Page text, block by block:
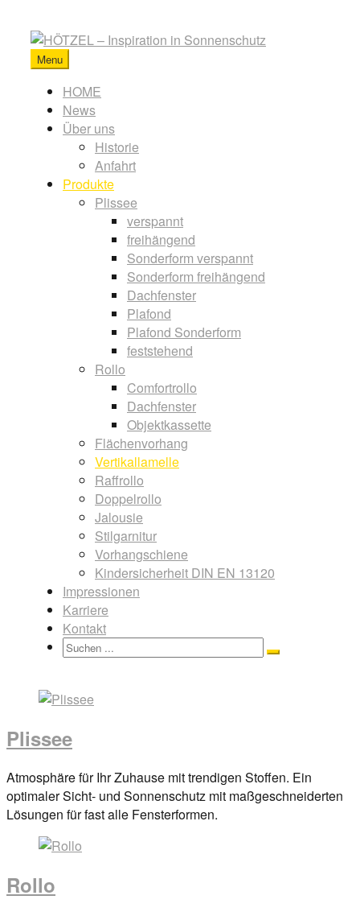
content
HÖTZEL
Inspiration
Sonnenschutz
Menu
Primary
menu
HOME
News
Über uns
Historie
Anfahrt
Produkte
Plissee
verspannt
freihängend
Sonderform verspannt
Sonderform freihängend
Dachfenster
Plafond
Plafond Sonderform
feststehend
Rollo
Comfortrollo
Dachfenster
Objektkassette
Flächenvorhang
Vertikallamelle
Raffrollo
Doppelrollo
Jalousie
Stilgarnitur
Vorhangschiene
Kindersicherheit DIN EN 13120
Impressionen
Karriere
Kontakt
Search
Search
Plissee
Posted
on
29.
By
Atmosphäre für Ihr Zuhause mit trendigen Stoffen. Ein
optimaler Sicht- und Sonnenschutz mit maßgeschneiderten
Lösungen für fast alle Fensterformen.
Rollo